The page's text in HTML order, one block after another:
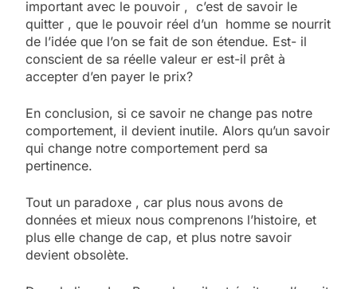
important avec le pouvoir , c’est de savoir le
quitter , que le pouvoir réel d’un homme se nourrit
de l’idée que l’on se fait de son étendue. Est- il
conscient de sa réelle valeur er est-il prêt à
accepter d’en payer le prix?
En conclusion, si ce savoir ne change pas notre
comportement, il devient inutile. Alors qu’un savoir
qui change notre comportement perd sa
pertinence.
Tout un paradoxe , car plus nous avons de
données et mieux nous comprenons l’histoire, et
plus elle change de cap, et plus notre savoir
devient obsolète.